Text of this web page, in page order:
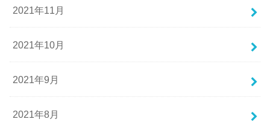
2021年11月
2021年10月
2021年9月
2021年8月